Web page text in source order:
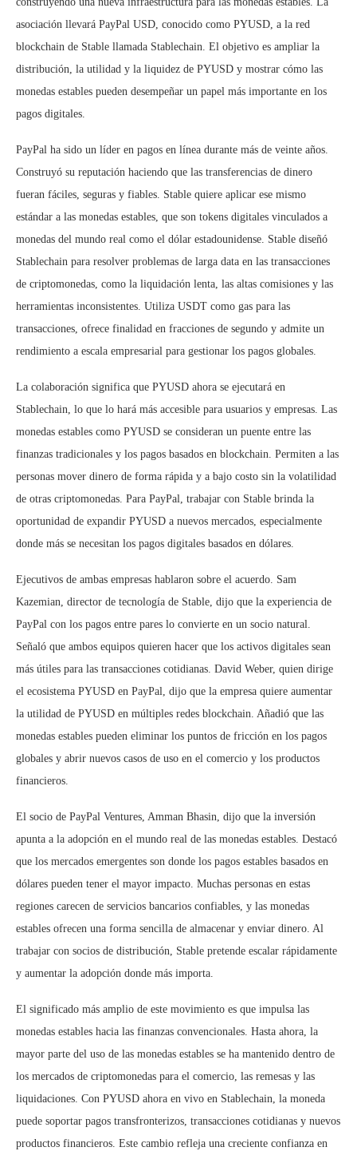
asociación llevará PayPal USD, conocido como PYUSD, a la red
blockchain de Stable llamada Stablechain. El objetivo es ampliar la
distribución, la utilidad y la liquidez de PYUSD y mostrar cómo las
monedas estables pueden desempeñar un papel más importante en los
pagos digitales.
PayPal ha sido un líder en pagos en línea durante más de veinte años.
Construyó su reputación haciendo que las transferencias de dinero
fueran fáciles, seguras y fiables. Stable quiere aplicar ese mismo
estándar a las monedas estables, que son tokens digitales vinculados a
monedas del mundo real como el dólar estadounidense. Stable diseñó
Stablechain para resolver problemas de larga data en las transacciones
de criptomonedas, como la liquidación lenta, las altas comisiones y las
herramientas inconsistentes. Utiliza USDT como gas para las
transacciones, ofrece finalidad en fracciones de segundo y admite un
rendimiento a escala empresarial para gestionar los pagos globales.
La colaboración significa que PYUSD ahora se ejecutará en
Stablechain, lo que lo hará más accesible para usuarios y empresas. Las
monedas estables como PYUSD se consideran un puente entre las
finanzas tradicionales y los pagos basados en blockchain. Permiten a las
personas mover dinero de forma rápida y a bajo costo sin la volatilidad
de otras criptomonedas. Para PayPal, trabajar con Stable brinda la
oportunidad de expandir PYUSD a nuevos mercados, especialmente
donde más se necesitan los pagos digitales basados en dólares.
Ejecutivos de ambas empresas hablaron sobre el acuerdo. Sam
Kazemian, director de tecnología de Stable, dijo que la experiencia de
PayPal con los pagos entre pares lo convierte en un socio natural.
Señaló que ambos equipos quieren hacer que los activos digitales sean
más útiles para las transacciones cotidianas. David Weber, quien dirige
el ecosistema PYUSD en PayPal, dijo que la empresa quiere aumentar
la utilidad de PYUSD en múltiples redes blockchain. Añadió que las
monedas estables pueden eliminar los puntos de fricción en los pagos
globales y abrir nuevos casos de uso en el comercio y los productos
financieros.
El socio de PayPal Ventures, Amman Bhasin, dijo que la inversión
apunta a la adopción en el mundo real de las monedas estables. Destacó
que los mercados emergentes son donde los pagos estables basados en
dólares pueden tener el mayor impacto. Muchas personas en estas
regiones carecen de servicios bancarios confiables, y las monedas
estables ofrecen una forma sencilla de almacenar y enviar dinero. Al
trabajar con socios de distribución, Stable pretende escalar rápidamente
y aumentar la adopción donde más importa.
El significado más amplio de este movimiento es que impulsa las
monedas estables hacia las finanzas convencionales. Hasta ahora, la
mayor parte del uso de las monedas estables se ha mantenido dentro de
los mercados de criptomonedas para el comercio, las remesas y las
liquidaciones. Con PYUSD ahora en vivo en Stablechain, la moneda
puede soportar pagos transfronterizos, transacciones cotidianas y nuevos
productos financieros. Este cambio refleja una creciente confianza en